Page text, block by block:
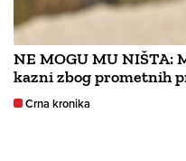
NE MOGU MU NIŠTA:
kazni zbog prometnih
Crna kronika